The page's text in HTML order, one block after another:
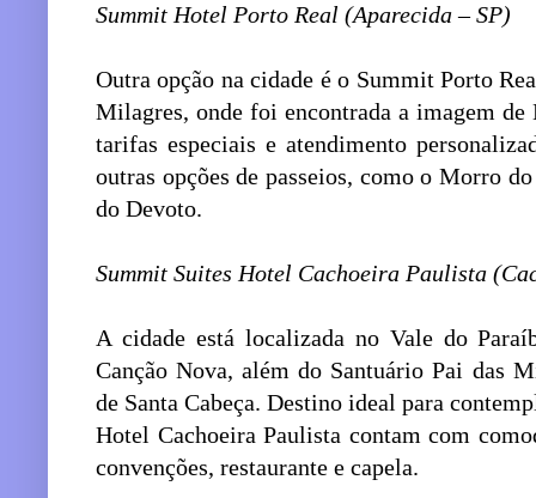
Summit Hotel Porto Real (Aparecida – SP)
Outra opção na cidade é o Summit Porto
Milagres, onde foi encontrada a imagem de
tarifas especiais e atendimento
outras opções de passeios, como o Morro
do Devoto.
Summit Suites Hotel Cachoeira Paulista
A cidade está localizada no Vale do
Canção Nova, além do Santuário Pai das
de Santa Cabeça. Destino ideal para
Hotel Cachoeira Paulista contam com
convenções, restaurante e capela.